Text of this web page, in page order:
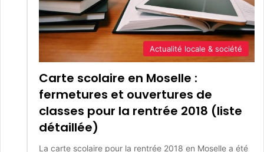
Actualité locale & société
Carte scolaire en Moselle :
fermetures et ouvertures de
classes pour la rentrée 2018 (liste
détaillée)
La carte scolaire pour la rentrée 2018 en Moselle a été